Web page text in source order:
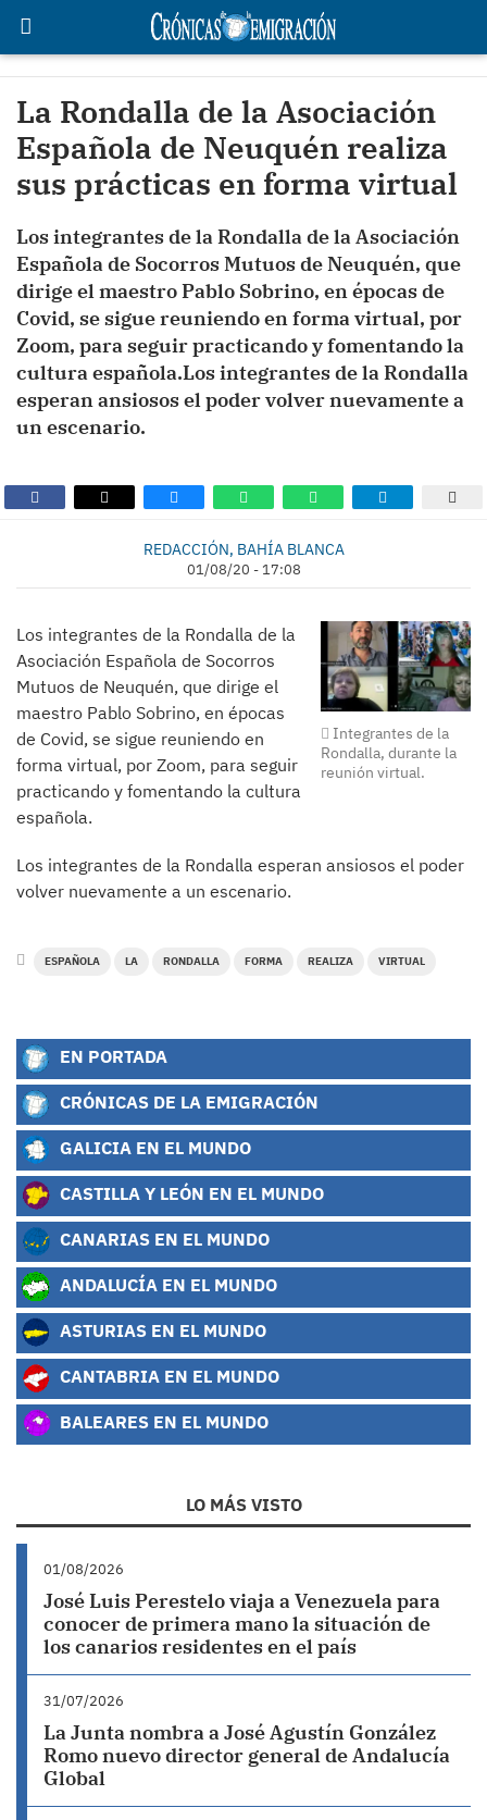
La Rondalla de la Asociación
Española de Neuquén realiza
sus prácticas en forma virtual
Los integrantes de la Rondalla de la Asociación
Española de Socorros Mutuos de Neuquén, que
dirige el maestro Pablo Sobrino, en épocas de
Covid, se sigue reuniendo en forma virtual, por
Zoom, para seguir practicando y fomentando la
cultura española.Los integrantes de la Rondalla
esperan ansiosos el poder volver nuevamente a
un escenario.
REDACCIÓN, BAHÍA BLANCA
01/08/20 - 17:08
Integrantes de la
Rondalla, durante la
reunión virtual.
Los integrantes de la Rondalla de la
Asociación Española de Socorros
Mutuos de Neuquén, que dirige el
maestro Pablo Sobrino, en épocas
de Covid, se sigue reuniendo en
forma virtual, por Zoom, para seguir
practicando y fomentando la cultura
española.
Los integrantes de la Rondalla esperan ansiosos el poder
volver nuevamente a un escenario.
ESPAÑOLA LA RONDALLA FORMA REALIZA VIRTUAL
EN PORTADA
CRÓNICAS DE LA EMIGRACIÓN
GALICIA EN EL MUNDO
CASTILLA Y LEÓN EN EL MUNDO
CANARIAS EN EL MUNDO
ANDALUCÍA EN EL MUNDO
ASTURIAS EN EL MUNDO
CANTABRIA EN EL MUNDO
BALEARES EN EL MUNDO
LO MÁS VISTO
01/08/2026
José Luis Perestelo viaja a Venezuela para
conocer de primera mano la situación de
los canarios residentes en el país
31/07/2026
La Junta nombra a José Agustín González
Romo nuevo director general de Andalucía
Global